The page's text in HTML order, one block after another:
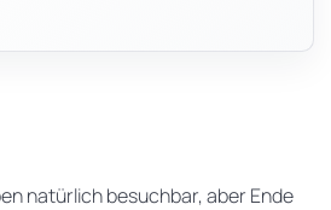
natürlich besuchbar, aber Ende